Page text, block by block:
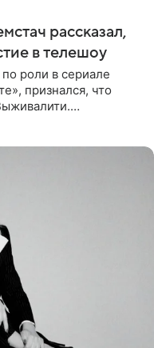
рассказал,
в телешоу
роли в сериале
признался, что